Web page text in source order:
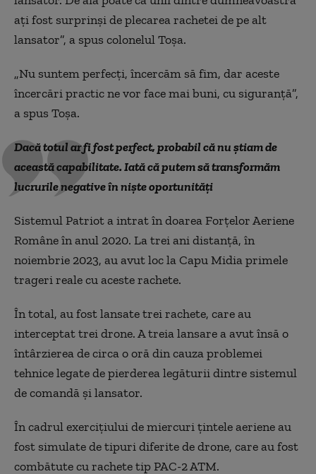
ați fost surprinși de plecarea rachetei de pe alt
lansator”, a spus colonelul Toșa.
„Nu suntem perfecți, încercăm să fim, dar aceste
încercări practic ne vor face mai buni, cu siguranță”,
a spus Toșa.
Dacă totul ar fi fost perfect, probabil că nu știam de
această capabilitate. Iată că putem să transformăm
lucrurile negative în niște oportunități
Sistemul Patriot a intrat în doarea Forțelor Aeriene
Române în anul 2020. La trei ani distanță, în
noiembrie 2023, au avut loc la Capu Midia primele
trageri reale cu aceste rachete.
În total, au fost lansate trei rachete, care au
interceptat trei drone. A treia lansare a avut însă o
întârzierea de circa o oră din cauza problemei
tehnice legate de pierderea legăturii dintre sistemul
de comandă și lansator.
În cadrul exerciţiului de miercuri ţintele aeriene au
fost simulate de tipuri diferite de drone, care au fost
combătute cu rachete tip PAC-2 ATM.